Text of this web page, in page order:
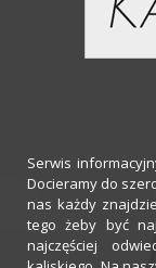
Serwis
Docieramy do
nas każdy
tego żeby być
najczęściej